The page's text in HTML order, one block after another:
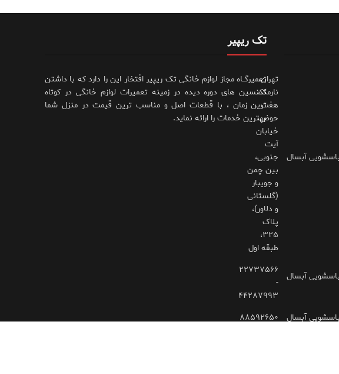
تک ریپیر
تعمیرگــاه مجاز لوازم خانگی تک ریپیر افتخار این را دارد که با داشتن
تکنسین های دوره دیده در زمینه تعمیرات لوازم خانگی در کوتاه
ترین زمان ، با قطعات اصل و مناسب ترین قیمت در منزل شما
بهترین خدمات را ارائه نماید.
تهران،
نارمک،
هفت
حوض،
خیابان
آیت
جنوبی،
بین چمن
و جویبار
(گلستانی
و دلاور)،
پلاک
۳۲۵،
طبقه اول
۲۲۷۳۷۵۶۶
-
۴۴۲۸۷۹۹۳
۸۸۵۹۲۶۵۰